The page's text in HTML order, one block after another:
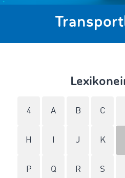
4 A B C
H J K
P Q R S